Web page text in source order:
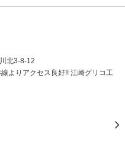
北3-8-12
よりアクセス良好!! 江崎グリコ工